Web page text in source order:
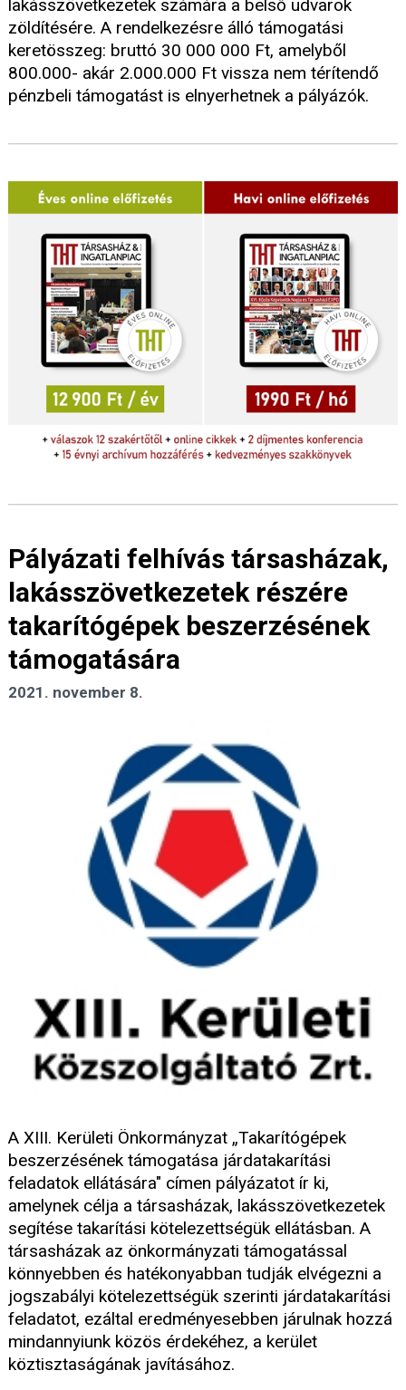
lakásszövetkezetek számára a belső udvarok
zöldítésére. A rendelkezésre álló támogatási
keretösszeg: bruttó 30 000 000 Ft, amelyből
800.000- akár 2.000.000 Ft vissza nem térítendő
pénzbeli támogatást is elnyerhetnek a pályázók.
Pályázati felhívás társasházak,
lakásszövetkezetek részére
takarítógépek beszerzésének
támogatására
2021. november 8.
A XIII. Kerületi Önkormányzat „Takarítógépek
beszerzésének támogatása járdatakarítási
feladatok ellátására" címen pályázatot ír ki,
amelynek célja a társasházak, lakásszövetkezetek
segítése takarítási kötelezettségük ellátásban. A
társasházak az önkormányzati támogatással
könnyebben és hatékonyabban tudják elvégezni a
jogszabályi kötelezettségük szerinti járdatakarítási
feladatot, ezáltal eredményesebben járulnak hozzá
mindannyiunk közös érdekéhez, a kerület
köztisztaságának javításához.